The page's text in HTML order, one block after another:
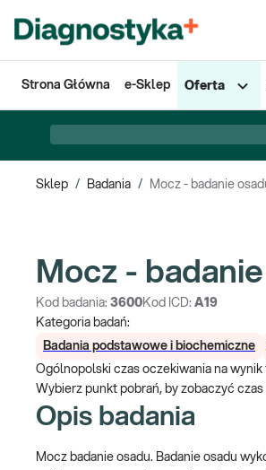
Strona Główna e-Sklep Oferta
Sklep / Badania /
Mocz - badanie
Mocz -
Kod badania: 3600Kod ICD: A19
Kategoria badań:
Badania podstawowe i biochemiczne
Ogólnopolski czas oczekiwania na wynik
Wybierz punkt pobrań, by zobaczyć
Opis badania
Mocz badanie osadu. Badanie osadu